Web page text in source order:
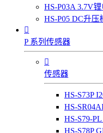
HS-P03A 3.7V
HS-P05 DC升压

P 系列传感器

传感器
HS-S73P
HS-
HS-S79-
HS-S78P